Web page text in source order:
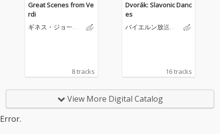
Great Scenes from Ve
rdi
ギネス・ジョーン
8 tracks
Dvorák: Slavonic Danc
es
バイエルン放送交
16 tracks
View More Digital Catalog
Error.